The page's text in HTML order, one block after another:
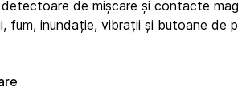
de mișcare și contacte
fum, inundație, vibrații și butoane